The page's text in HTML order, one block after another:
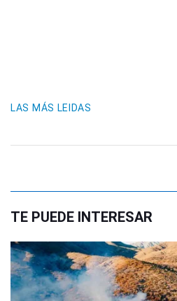
LAS MÁS LEIDAS
TE PUEDE INTERESAR